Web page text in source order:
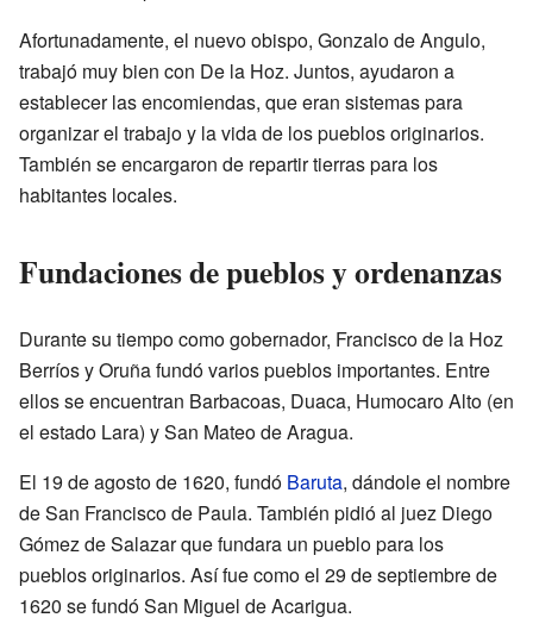
Afortunadamente, el nuevo obispo, Gonzalo de Angulo,
trabajó muy bien con De la Hoz. Juntos, ayudaron a
establecer las encomiendas, que eran sistemas para
organizar el trabajo y la vida de los pueblos originarios.
También se encargaron de repartir tierras para los
habitantes locales.
Fundaciones de pueblos y ordenanzas
Durante su tiempo como gobernador, Francisco de la Hoz
Berríos y Oruña fundó varios pueblos importantes. Entre
ellos se encuentran Barbacoas, Duaca, Humocaro Alto (en
el estado Lara) y San Mateo de Aragua.
El 19 de agosto de 1620, fundó Baruta, dándole el nombre
de San Francisco de Paula. También pidió al juez Diego
Gómez de Salazar que fundara un pueblo para los
pueblos originarios. Así fue como el 29 de septiembre de
1620 se fundó San Miguel de Acarigua.